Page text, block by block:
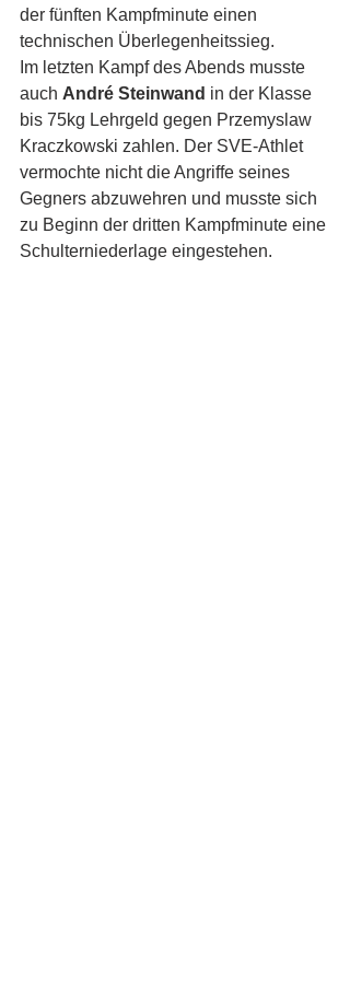
der fünften Kampfminute einen
technischen Überlegenheitssieg.
Im letzten Kampf des Abends musste
auch André Steinwand in der Klasse
bis 75kg Lehrgeld gegen Przemyslaw
Kraczkowski zahlen. Der SVE-Athlet
vermochte nicht die Angriffe seines
Gegners abzuwehren und musste sich
zu Beginn der dritten Kampfminute eine
Schulterniederlage eingestehen.